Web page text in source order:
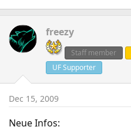
freezy
Staff member
UF Supporter
Dec 15, 2009
Neue Infos: